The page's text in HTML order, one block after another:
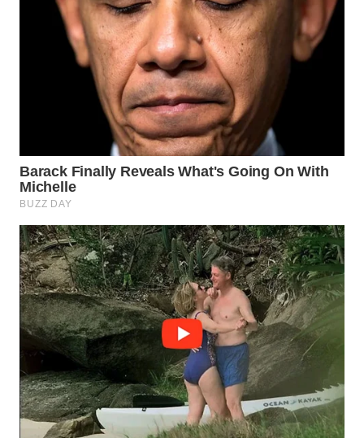
WN
SUBANG
WN
PRIANGAN
TIMUR
WN
SEMARANG
WN
SOLO
WN
BOROBUDUR